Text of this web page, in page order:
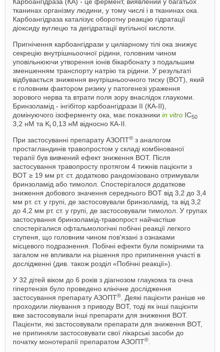
тканинах організму людини, у тому числі і в тканинах ока.
Карбоангідраза каталізує оборотну реакцію гідратації
діоксиду вуглецю та дегідратації вугільної кислоти.
Пригнічення карбоангідрази у циліарному тілі ока знижує
секрецію внутрішньоочної рідини, головним чином
уповільнюючи утворення іонів бікарбонату з подальшим
зменшенням транспорту натрію та рідини. У результаті
відбувається зниження внутрішньоочного тиску (ВОТ), який
є головним фактором ризику у патогенезі ураження
зорового нерва та втрати поля зору внаслідок глаукоми.
Бринзоламід - інгібітор карбоангідрази ІІ (КА-ІІ),
домінуючого ізоферменту ока, має показники in vitro IC50
3,2 нМ та Ki 0,13 нМ відносно КА-II.
При застосуванні препарату АЗОПТ® з аналогом
простагландинів травопростом у складі комбінованої
терапії був вивчений ефект зниження ВОТ. Після
застосування травопросту протягом 4 тижнів пацієнти з
ВОТ ≥ 19 мм рт. ст. додатково рандомізовано отримували
бринзоламід або тимолол. Спостерігалося додаткове
зниження добового значення середнього ВОТ від 3,2 до 3,4
мм рт. ст. у групі, де застосовували бринзоламід, та від 3,2
до 4,2 мм рт. ст. у групі, де застосовували тимолол. У групах
застосування бринзоламід-травопрост найчастіше
спостерігалися офтальмологічні побічні реакції легкого
ступеня, що головним чином пов'язані з ознаками
місцевого подразнення. Побічні ефекти були помірними та
загалом не впливали на рішення про припинення участі в
дослідженні (див. також розділ «Побічні реакції»).
У 32 дітей віком до 6 років з діагнозом глаукома та очна
гіпертензія було проведено клінічне дослідження
застосування препарату АЗОПТ®
. Деякі пацієнти раніше не
проходили лікування з приводу ВОТ, тоді як інші пацієнти
вже застосовували інші препарати для зниження ВОТ.
Пацієнти, які застосовували препарати для зниження ВОТ,
не припиняли застосовувати свої лікарські засоби до
початку монотерапії препаратом АЗОПТ®